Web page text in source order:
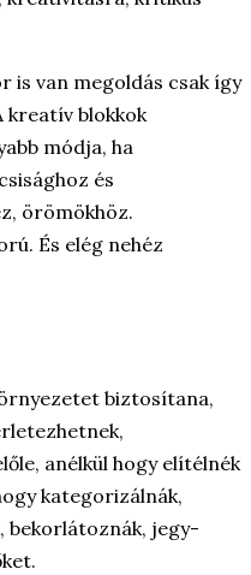
is van megoldás csak így
kreatív blokkok
módja, ha
és
örömökhöz.
És elég nehéz
biztosítana,
anélkül hogy elítélnék
kategorizálnák,
bekorlátoznák, jegy-